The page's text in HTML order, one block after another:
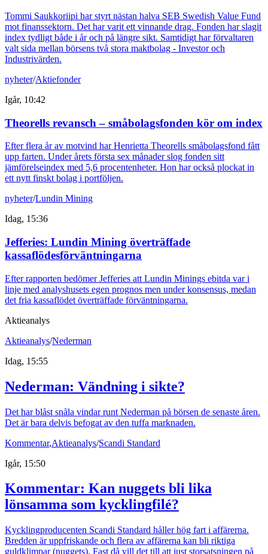
Tommi Saukkoriipi har styrt nästan halva SEB Swedish Value Fund
mot finanssektorn. Det har varit ett vinnande drag. Fonden har slagit
index tydligt både i år och på längre sikt. Samtidigt har förvaltaren
valt sida mellan börsens två stora maktbolag - Investor och
Industrivärden.
nyheter/Aktiefonder
Igår, 10:42
Theorells revansch – småbolagsfonden kör om index
Efter flera år av motvind har Henrietta Theorells småbolagsfond fått
upp farten. Under årets första sex månader slog fonden sitt
jämförelseindex med 5,6 procentenheter. Hon har också plockat in
ett nytt finskt bolag i portföljen.
nyheter/Lundin Mining
Idag, 15:36
Jefferies: Lundin Mining överträffade
kassaflödesförväntningarna
Efter rapporten bedömer Jefferies att Lundin Minings ebitda var i
linje med analyshusets egen prognos men under konsensus, medan
det fria kassaflödet överträffade förväntningarna.
Aktieanalys
Aktieanalys/Nederman
Idag, 15:55
Nederman: Vändning i sikte?
Det har blåst snåla vindar runt Nederman på börsen de senaste åren.
Det är bara delvis befogat av den tuffa marknaden.
Kommentar,Aktieanalys/Scandi Standard
Igår, 15:50
Kommentar: Kan nuggets bli lika
lönsamma som kycklingfilé?
Kycklingproducenten Scandi Standard håller hög fart i affärerna.
Bredden är uppfriskande och flera av affärerna kan bli riktiga
guldklimpar (nuggets). Fast då vill det till att just storsatsningen på